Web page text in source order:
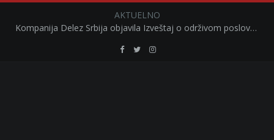
AKTUELNO
Kompanija Delez Srbija objavila Izveštaj o održivom poslovanju za 2025. godinu Briga o zajednici kroz program „Hrana za sve“ i edukaciju učenika
RetailRetailRetail